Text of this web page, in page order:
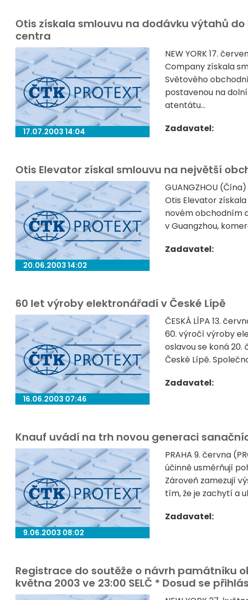
Otis získala smlouvu na dodávku výtahů
centra
17.07.2003 14:04
NEW YORK 17.
Company získala
Světového
postavenou na
atentátu...
Zadavatel:
Otis Elevator získal smlouvu na největší
20.06.2003 14:02
GUANGZHOU
Otis Elevator
novém obchodním
v Guangzhou,
Zadavatel:
60 let výroby elektronářadí v České Lípě
16.06.2003 07:46
ČESKÁ LÍPA 13.
60. výročí výroby
oslavou se koná
České Lípě.
Zadavatel:
Knauf uvádí na trh novou generaci
9.06.2003 08:02
PRAHA 9. června
účinně usměrňují
Zároveň zamezují
tím, že je zachytí a
Zadavatel:
Registrace do soutěže o návrh památníku
května 2003 ve 23:00 SELČ * Dosud se